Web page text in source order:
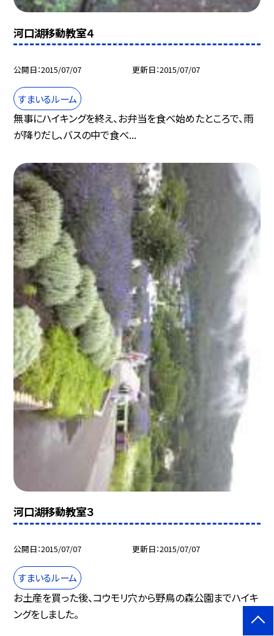
河口湖移動教室４
公開日 2015/07/07 更新日 2015/07/07
すまいるルーム
無事にハイキングを終え、お弁当を食べ始めたところで、雨
が降りだし、バスの中で食べ...
河口湖移動教室３
公開日 2015/07/07 更新日 2015/07/07
すまいるルーム
お土産を買った後、コウモリ穴から野鳥の森公園までハイキ
ングをしました。